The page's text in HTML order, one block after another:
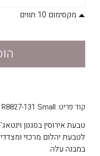
מקסימום 10 תווים
קוד פריט: R8827-131 Small
טבעת אירוסין בסגנון וינטאג'.
לטבעת יהלום מרכזי
במבנה עלה.